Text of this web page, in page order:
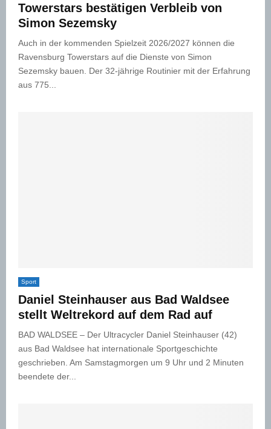
Towerstars bestätigen Verbleib von
Simon Sezemsky
Auch in der kommenden Spielzeit 2026/2027 können die
Ravensburg Towerstars auf die Dienste von Simon
Sezemsky bauen. Der 32-jährige Routinier mit der Erfahrung
aus 775...
Sport
Daniel Steinhauser aus Bad Waldsee
stellt Weltrekord auf dem Rad auf
BAD WALDSEE – Der Ultracycler Daniel Steinhauser (42)
aus Bad Waldsee hat internationale Sportgeschichte
geschrieben. Am Samstagmorgen um 9 Uhr und 2 Minuten
beendete der...